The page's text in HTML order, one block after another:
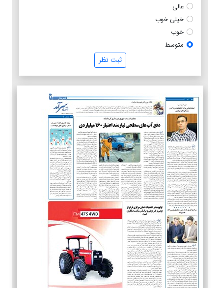
عالی
خیلی خوب
خوب
متوسط
ثبت نظر